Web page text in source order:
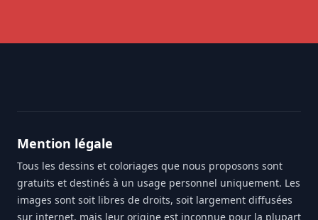
Mention légale
Tous les dessins et coloriages que nous proposons sont
gratuits et destinés à un usage personnel uniquement. Les
images sont soit libres de droits, soit largement diffusées
sur internet, mais leur origine est inconnue pour la plupart